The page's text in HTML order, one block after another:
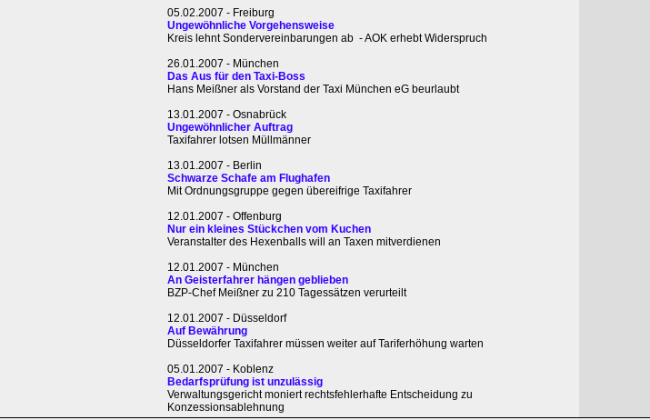
05.02.2007 - Freiburg
Ungewöhnliche Vorgehensweise
Kreis lehnt Sondervereinbarungen ab - AOK erhebt Widerspruch
26.01.2007 - München
Das Aus für den Taxi-Boss
Hans Meißner als Vorstand der Taxi München eG beurlaubt
13.01.2007 - Osnabrück
Ungewöhnlicher Auftrag
Taxifahrer lotsen Müllmänner
13.01.2007 - Berlin
Schwarze Schafe am Flughafen
Mit Ordnungsgruppe gegen übereifrige Taxifahrer
12.01.2007 - Offenburg
Nur ein kleines Stückchen vom Kuchen
Veranstalter des Hexenballs will an Taxen mitverdienen
12.01.2007 - München
An Geisterfahrer hängen geblieben
BZP-Chef Meißner zu 210 Tagessätzen verurteilt
12.01.2007 - Düsseldorf
Auf Bewährung
Düsseldorfer Taxifahrer müssen weiter auf Tariferhöhung warten
05.01.2007 - Koblenz
Bedarfsprüfung ist unzulässig
Verwaltungsgericht moniert rechtsfehlerhafte Entscheidung zu
Konzessionsablehnung